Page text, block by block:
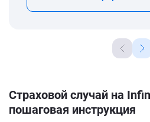
Страховой случай на
пошаговая инструкция